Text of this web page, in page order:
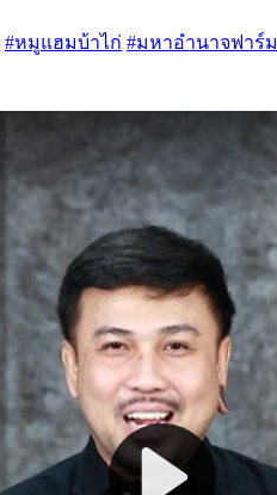
#หมูแฮมบ้าไก่ #มหาอำนาจฟาร์ม